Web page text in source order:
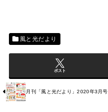
風と光だより
ポスト
月刊「風と光だより」2020年3月号